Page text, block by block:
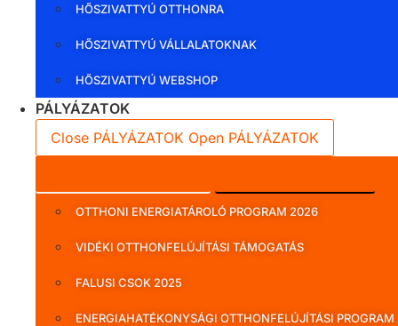
HŐSZIVATTYÚ OTTHONRA
HŐSZIVATTYÚ VÁLLALATOKNAK
HŐSZIVATTYÚ WEBSHOP
PÁLYÁZATOK
Close PÁLYÁZATOK Open PÁLYÁZATOK
OTTHONI ENERGIATÁROLÓ PROGRAM 2026
VIDÉKI OTTHONFELÚJÍTÁSI TÁMOGATÁS
FALUSI CSOK 2025
ENERGIAHATÉKONYSÁGI OTTHONFELÚJÍTÁSI PROGRAM